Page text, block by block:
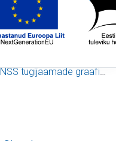
tugijaamade graafikud